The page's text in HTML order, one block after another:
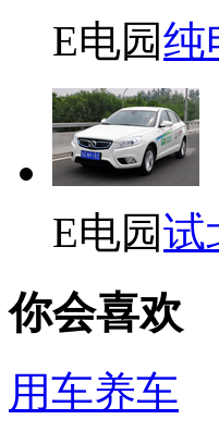
E电园纯
E电园试
你会喜欢
用车养车